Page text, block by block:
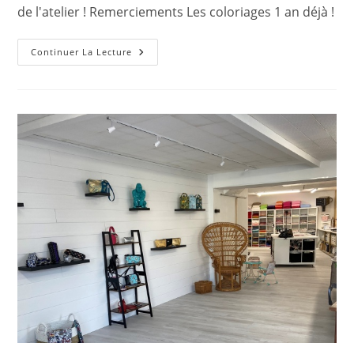
de l'atelier ! Remerciements Les coloriages 1 an déjà !
Continuer La Lecture Les
Vidéos